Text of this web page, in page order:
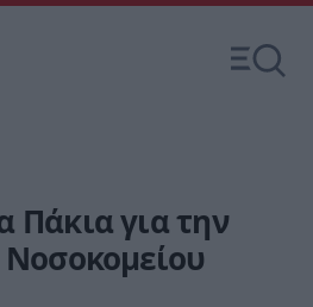
Πάκια για την